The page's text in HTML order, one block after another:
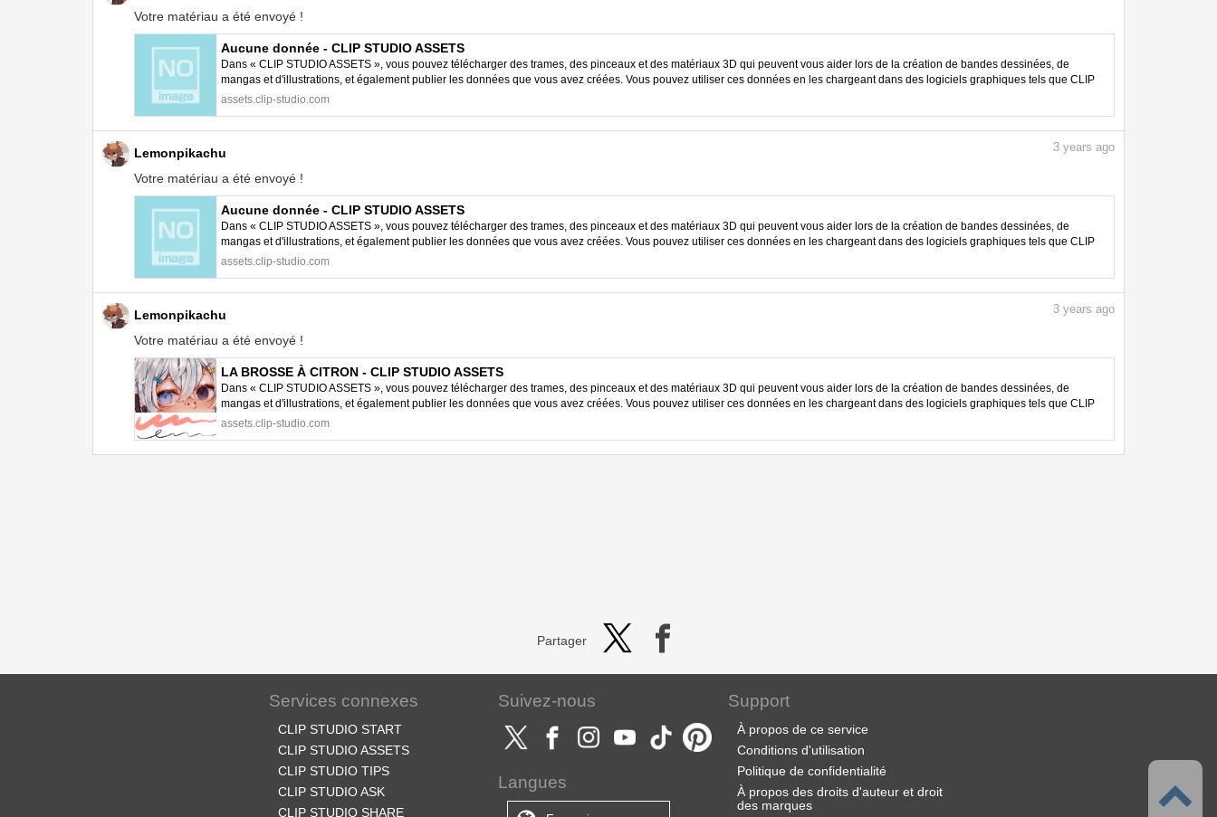
Votre matériau a été envoyé !
Aucune donnée - CLIP STUDIO ASSETS
Dans « CLIP STUDIO ASSETS », vous pouvez télécharger des trames, des pinceaux et des matériaux 3D qui peuvent vous aider lors de la création de bandes dessinées, de
mangas et d'illustrations, et également publier les données que vous avez créées. Vous pouvez utiliser ces données en les chargeant dans des logiciels graphiques tels que CLIP
STUDIO PAINT.
assets.clip-studio.com
Lemonpikachu
Votre matériau a été envoyé !
3 years ago
Aucune donnée - CLIP STUDIO ASSETS
Dans « CLIP STUDIO ASSETS », vous pouvez télécharger des trames, des pinceaux et des matériaux 3D qui peuvent vous aider lors de la création de bandes dessinées, de
mangas et d'illustrations, et également publier les données que vous avez créées. Vous pouvez utiliser ces données en les chargeant dans des logiciels graphiques tels que CLIP
STUDIO PAINT.
assets.clip-studio.com
Lemonpikachu
Votre matériau a été envoyé !
3 years ago
LA BROSSE À CITRON - CLIP STUDIO ASSETS
Dans « CLIP STUDIO ASSETS », vous pouvez télécharger des trames, des pinceaux et des matériaux 3D qui peuvent vous aider lors de la création de bandes dessinées, de
mangas et d'illustrations, et également publier les données que vous avez créées. Vous pouvez utiliser ces données en les chargeant dans des logiciels graphiques tels que CLIP
STUDIO PAINT.
assets.clip-studio.com
Partager
Services connexes
CLIP STUDIO START
CLIP STUDIO ASSETS
CLIP STUDIO TIPS
CLIP STUDIO ASK
CLIP STUDIO SHARE
Suivez-nous
Langues
Support
À propos de ce service
Conditions d'utilisation
Politique de confidentialité
À propos des droits d'auteur et droit
des marques